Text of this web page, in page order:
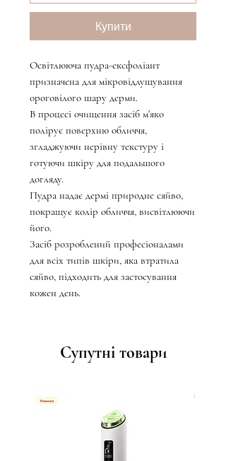
Купити
Освітлююча пудра-ексфоліант
призначена для мікровідлущування
ороговілого шару дерми.
В процесі очищення засіб м'яко
полірує поверхню обличчя,
згладжуючи нерівну текстуру і
готуючи шкіру для подальшого
догляду.
Пудра надає дермі природне сяйво,
покращує колір обличчя, висвітлюючи
його.
Засіб розроблений професіоналами
для всіх типів шкіри, яка втратила
сяйво, підходить для застосування
кожен день.
Супутні товари